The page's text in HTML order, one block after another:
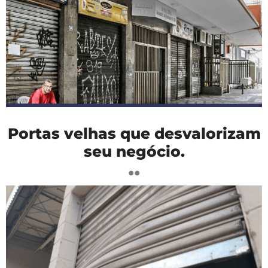
Portas velhas que desvalorizam
seu negócio.
..